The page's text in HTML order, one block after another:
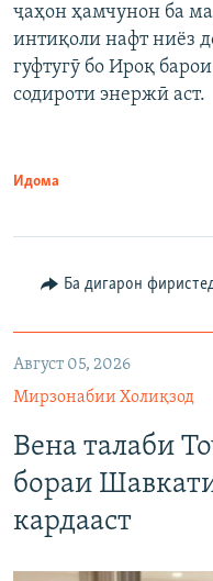
ҷаҳон ҳамчунон ба
интиқоли нафт ниёз
гуфтугӯ бо Ироқ
содироти энержӣ аст.
Идома
Ба дигарон
Август 05, 2026
Мирзонабии Холиқзод
Вена талаби
бораи
кардааст